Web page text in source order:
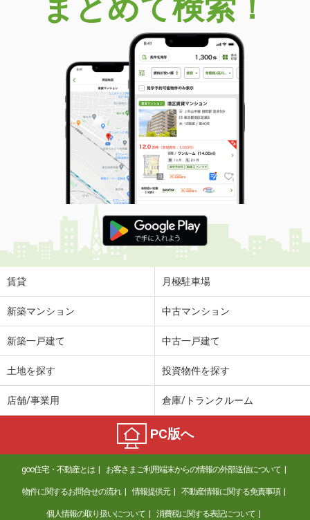
価 格
11.58万円
埼玉県さいたま市南区南浦和３丁目
51.2m²
間取り
2DK
埼玉県川口市上青木２丁目
価 格
8.65万円
住 所
埼玉県川口市上青木２丁目
専有面積 28.87m²
間取り
1K
埼玉県比企郡滑川町大字羽尾
価 格
5.50万円
住 所
埼玉県比企郡滑川町大字羽尾
専有面積
埼玉県春日部市粕壁
埼玉県川口市並木３丁目
9.80万円
住 所
埼玉県川口市並木３丁目
専有面積 20.59m²
間取り
1K
埼玉県東松山市高坂７
まとめて検索！
賃貸 月極駐車場
新築マンション 中古マンション
新築一戸建て 中古一戸建て
土地を探す 投資物件を探す
店舗/事業用 倉庫/トランクルーム
PC版へ
goo住宅・不動産とは お客さまご利用端末からの情報の外部送信について
物件に関するお問合せの流れ 情報提供元 不動産情報に関する免責事項
個人情報の取り扱いについて 消費税に関する表記について